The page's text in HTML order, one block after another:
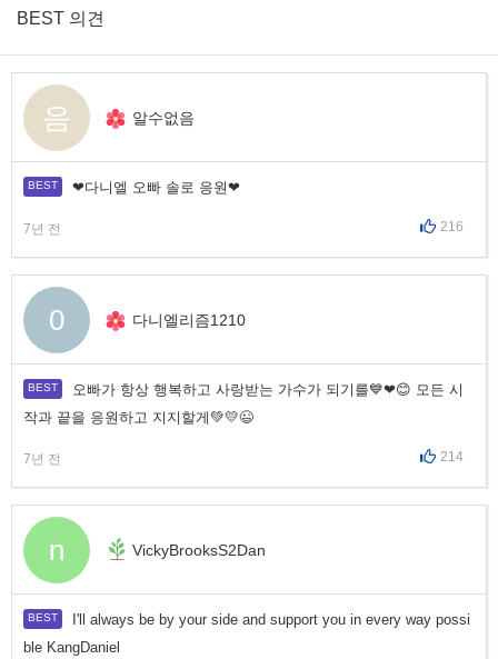
BEST 의견
음 알수없음
❤다니엘 오빠 솔로 응원❤
7년 전 216
0 다니엘리즘1210
오빠가 항상 행복하고 사랑받는 가수가 되기를💙❤😊 모든 시
작과 끝을 응원하고 지지할게💚💛😉
7년 전 214
n VickyBrooksS2Dan
I'll always be by your side and support you in every way possi
ble KangDaniel